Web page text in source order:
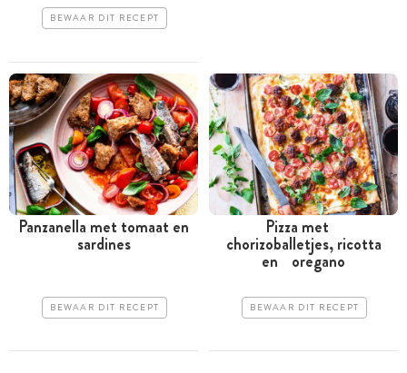
BEWAAR DIT RECEPT
Panzanella met tomaat en
sardines
BEWAAR DIT RECEPT
Pizza met
chorizoballetjes, ricotta
en oregano
BEWAAR DIT RECEPT